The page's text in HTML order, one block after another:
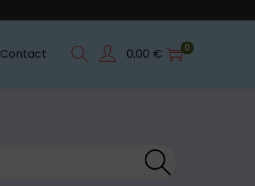
Contact 0,00 € 0
Reche
rche